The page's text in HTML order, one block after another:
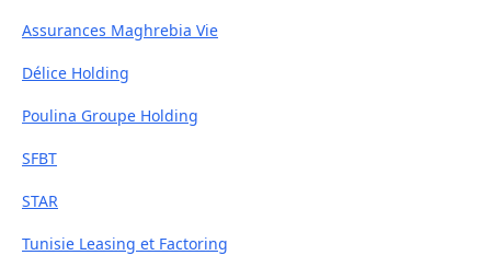
Assurances Maghrebia Vie
Délice Holding
Poulina Groupe Holding
SFBT
STAR
Tunisie Leasing et Factoring